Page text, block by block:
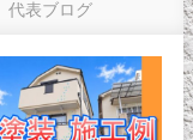
代表ブログ